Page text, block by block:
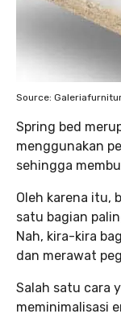
Source:
Spring bed
menggunakan
sehingga
Oleh karena itu,
satu bagian
Nah, kira-kira
dan merawat
Salah satu cara
meminimalisasi